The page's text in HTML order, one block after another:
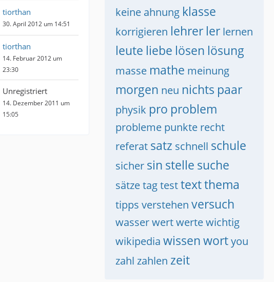
tiorthan
30. April 2012 um 14:51
tiorthan
14. Februar 2012 um
23:30
Unregistriert
14. Dezember 2011 um
15:05
keine ahnung klasse
korrigieren lehrer ler lernen
leute liebe lösen lösung
masse mathe meinung
morgen neu nichts paar
physik pro problem
probleme punkte recht
referat satz schnell schule
sicher sin stelle suche
sätzetagtesttextthema
tipps verstehen versuch
wasserwertwertewichtig
wikipedia wissenwortyou
zahl zahlen zeit